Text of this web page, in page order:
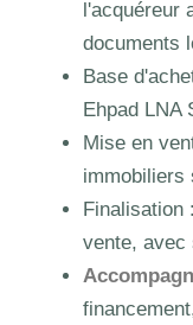
l'acquéreur
documents
Base
Ehpad LNA
Mise en
immobiliers
Finalisation
vente, avec